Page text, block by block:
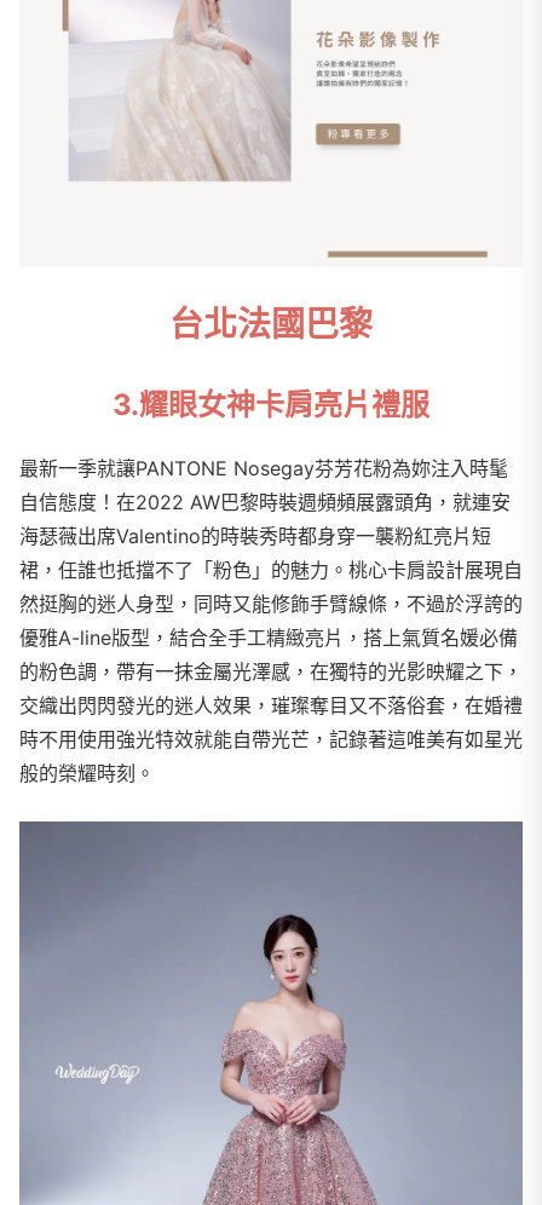
台北法國巴黎
3.耀眼女神卡肩亮片禮服
最新一季就讓PANTONE Nosegay芬芳花粉為妳注入時髦
自信態度！在2022 AW巴黎時裝週頻頻展露頭角，就連安
海瑟薇出席Valentino的時裝秀時都身穿一襲粉紅亮片短
裙，任誰也抵擋不了「粉色」的魅力。桃心卡肩設計展現自
然挺胸的迷人身型，同時又能修飾手臂線條，不過於浮誇的
優雅A-line版型，結合全手工精緻亮片，搭上氣質名媛必備
的粉色調，帶有一抹金屬光澤感，在獨特的光影映耀之下，
交織出閃閃發光的迷人效果，璀璨奪目又不落俗套，在婚禮
時不用使用強光特效就能自帶光芒，記錄著這唯美有如星光
般的榮耀時刻。